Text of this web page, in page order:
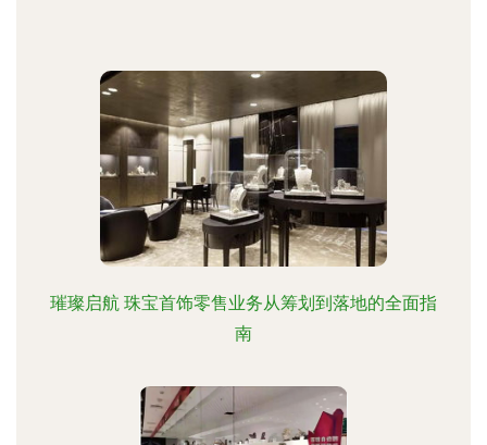
璀璨启航 珠宝首饰零售业务从筹划到落地的全面指
南